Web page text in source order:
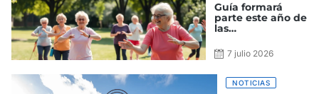
Guía formará
parte este año de
las
Canarias
7 julio 2026
NOTICIAS